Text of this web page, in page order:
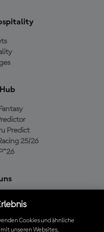
Predict
25/26
Cookies und ähnliche
unseren Websites,